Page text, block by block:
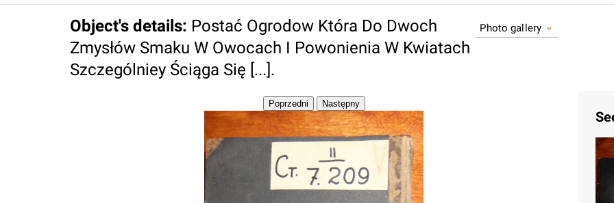
Object's details: Postać Ogrodow Która Do Dwoch
Zmysłów Smaku W Owocach I Powonienia W Kwiatach
Szczególniey Ściąga Się [...].
Photo gallery